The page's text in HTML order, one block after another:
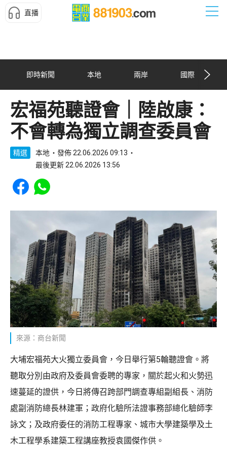
直播
即時新聞 本地 兩岸 國際
宏福苑聽證會｜陸啟康：
不會轉為獨立調查委員會
精選 本地
發佈 22.06.2026 09:13
最後更新 22.06.2026 13:56
Share to Facebook
Share to WhatsApp
來源：商台新聞
大埔宏福苑大火獨立委員會，今日舉行第5輪聽證會。將
聽取分別由政府及委員會委聘的專家，關於起火和火勢迅
速蔓延的證供，今日將傳召跨部門調查專組副組長、消防
處副消防總長林建軍；政府化驗所法證事務部總化驗師李
詠文；及政府委任的消防工程專家、城市大學建築學及土
木工程學系建築工程講座教授袁國傑作供。